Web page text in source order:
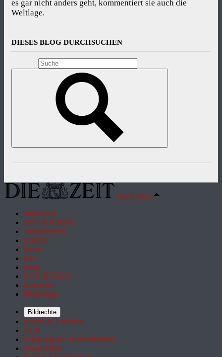
es gar nicht anders geht, kommentiert sie auch die
Weltlage.
DIESES BLOG DURCHSUCHEN
Nach oben
Impressum
Hilfe & Kontakt
Unternehmen
Karriere
Presse
Jobs
Shop
ZEIT REISEN
Inserieren
Mediadaten
Bildrechte
Rechte & Lizenzen
AGB
Erklärung zur Barrierefreiheit
Datenschutz